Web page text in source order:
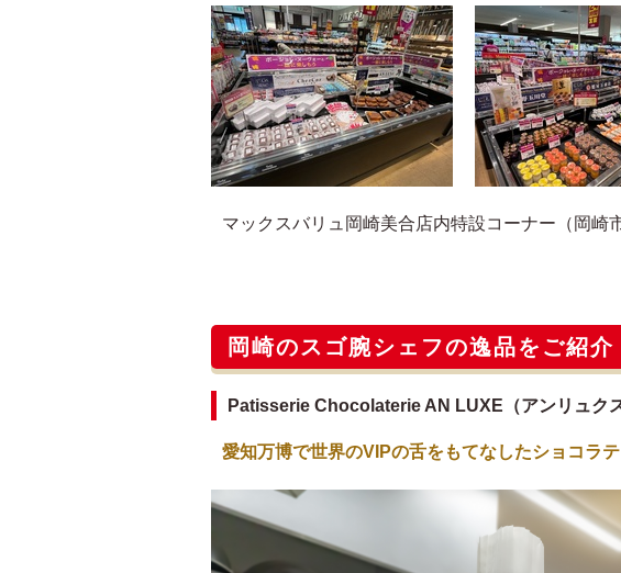
マックスバリュ岡崎美合店内特設コーナー（岡崎
岡崎のスゴ腕シェフの逸品をご紹介
Patisserie Chocolaterie AN LUXE（アンリュクス
愛知万博で世界のVIPの舌をもてなしたショコラ